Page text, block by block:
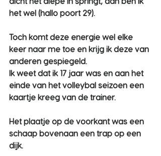
het wel (hallo poort 29).
Toch komt deze energie wel elke
keer naar me toe en krijg ik deze van
anderen gespiegeld.
Ik weet dat ik 17 jaar was en aan het
einde van het volleybal seizoen een
kaartje kreeg van de trainer.
Het plaatje op de voorkant was een
schaap bovenaan een trap op een
dijk.